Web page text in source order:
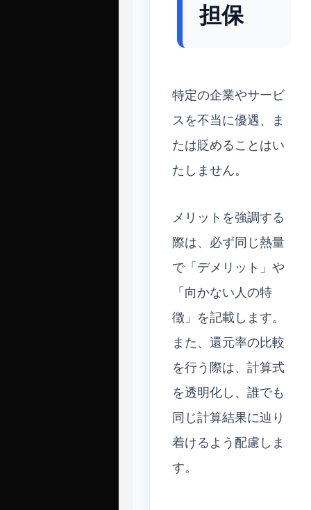
担保
特定の企業やサービ
スを不当に優遇、ま
たは貶めることはい
たしません。
メリットを強調する
際は、必ず同じ熱量
で「デメリット」や
「向かない人の特
徴」を記載します。
また、還元率の比較
を行う際は、計算式
を透明化し、誰でも
同じ計算結果に辿り
着けるよう配慮しま
す。